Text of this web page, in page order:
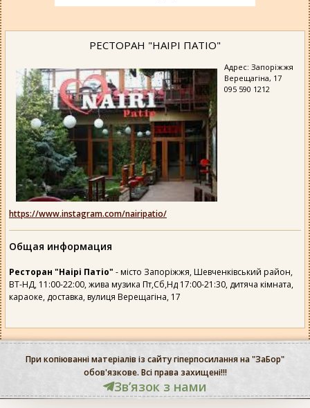
РЕСТОРАН "НАІРІ ПАТІО"
Адрес: Запоріжжя
Верещагіна, 17
095 590 1212
https://www.instagram.com/nairipatio/
Общая информация
Ресторан "Наірі Патіо" - місто Запоріжжя, Шевченківський район,
ВТ-НД, 11:00-22:00, жива музика Пт,Сб,Нд 17:00-21:30, дитяча кімната,
караоке, доставка, вулиця Верещагіна, 17
При копіюванні матеріалів із сайту гіперпосилання на "ЗаБор"
обов'язкове. Всі права захищені!!!
Звʼязок з нами